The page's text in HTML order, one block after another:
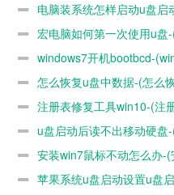
电脑装系统怎样启动u盘
设置)宏电脑如何第一次使用u
windows7开机bootbcd-
怎么恢复u盘中数据-(怎么
注册表修复工具win10-(注
u盘启动后读不出移动硬
件) 安装win7鼠标不动怎么办-
苹果系统u盘启动设置u盘